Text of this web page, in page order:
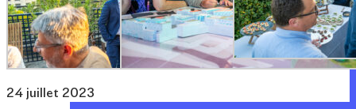
24 juillet 2023